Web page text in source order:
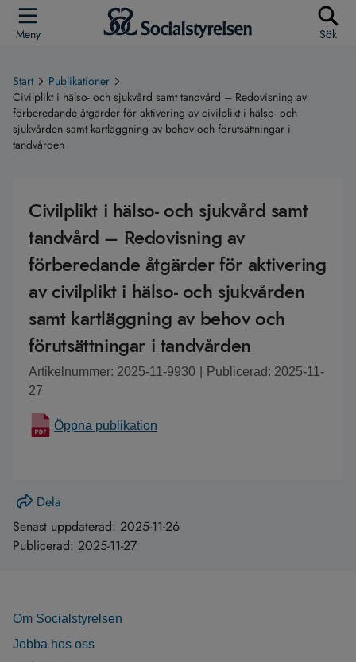
Meny Sök
Start
Publikationer
Civilplikt i hälso- och sjukvård samt tandvård – Redovisning av
förberedande åtgärder för aktivering av civilplikt i hälso- och
sjukvården samt kartläggning av behov och förutsättningar i
tandvården
Civilplikt i hälso- och sjukvård samt
tandvård – Redovisning av
förberedande åtgärder för aktivering
av civilplikt i hälso- och sjukvården
samt kartläggning av behov och
förutsättningar i tandvården
Artikelnummer: 2025-11-9930
Publicerad: 2025-11-
27
Öppna publikation
Dela
Senast uppdaterad: 2025-11-26
Publicerad: 2025-11-27
Om Socialstyrelsen
Jobba hos oss